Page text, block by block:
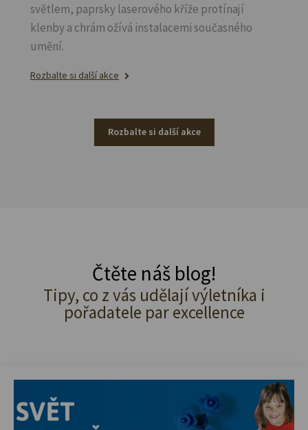
světlem, paprsky laserového kříže protínají
klenby a chrám ožívá instalacemi současného
umění.
Rozbalte si další akce
Rozbalte si další akce
Čtěte náš blog!
Tipy, co z vás udělají výletníka i
pořadatele par excellence